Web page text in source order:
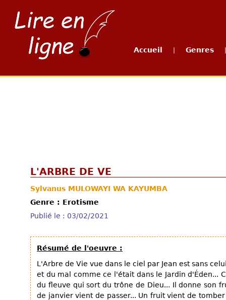
Accueil Genres
L'ARBRE DE VE
Sylvanus MULOWAYI WA KAYUMBA
Genre : Erotisme
Publié le : 03/02/2021
Résumé de l'oeuvre :
L'Arbre de Vie vue dans le ciel par Jean est sans
et du mal comme ce l'était dans le Jardin d'Éden...
du fleuve qui sort du trône de Dieu... Il donne son
de janvier vient de passer... Un fruit vient de